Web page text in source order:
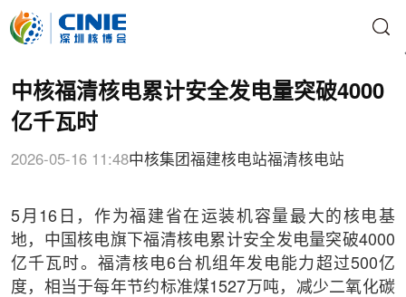
中核福清核电累计安全发电量突破4000
亿千瓦时
2026-05-16 11:48中核集团福建核电站福清核电站
5月16日，作为福建省在运装机容量最大的核电基
地，中国核电旗下福清核电累计安全发电量突破4000
亿千瓦时。福清核电6台机组年发电能力超过500亿
度，相当于每年节约标准煤1527万吨，减少二氧化碳